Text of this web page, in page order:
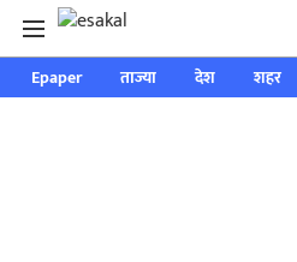
Epaper ताज्या देश शहर